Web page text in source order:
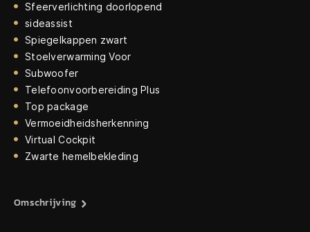
Sfeerverlichting doorlopend
sideassist
Spiegelkappen zwart
Stoelverwarming Voor
Subwoofer
Telefoonvoorbereiding Plus
Top package
Vermoeidheidsherkenning
Virtual Cockpit
Zwarte hemelbekleding
Omschrijving